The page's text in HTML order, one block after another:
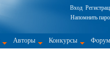
Вход
Напомнить
Авторы Конкурсы